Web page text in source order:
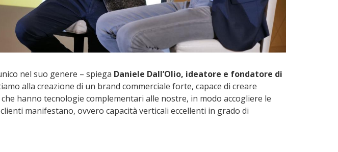
nel suo genere – spiega Daniele Dall’Olio, ideatore e fondatore di
alla creazione di un brand commerciale forte, capace di creare
hanno tecnologie complementari alle nostre, in modo accogliere le
manifestano, ovvero capacità verticali eccellenti in grado di